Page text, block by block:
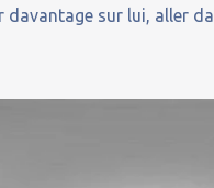
davantage sur lui, aller